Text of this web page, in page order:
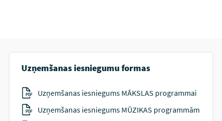
Uzņemšanas iesniegumu formas
Uzņemšanas iesniegums MĀKSLAS programmai
Uzņemšanas iesniegums MŪZIKAS programmām